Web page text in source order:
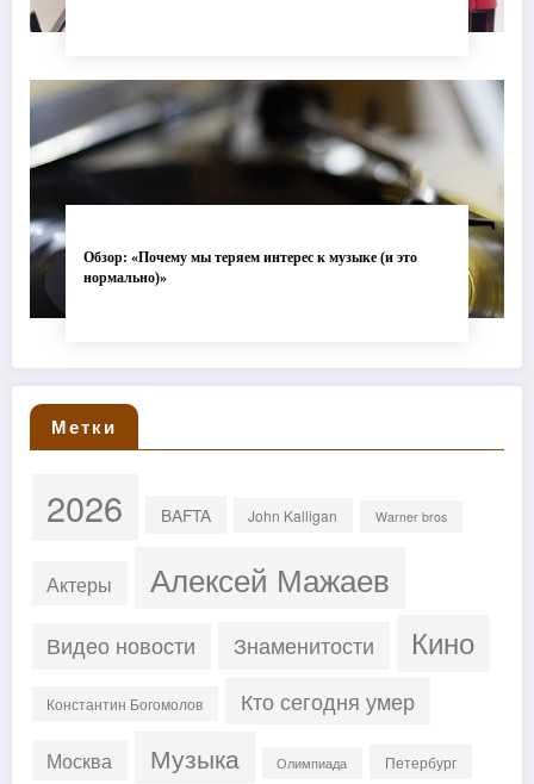
Обзор: «Почему мы теряем интерес к музыке (и это
нормально)»
Метки
2026 BAFTA John Kalligan Warner bros
Актеры Алексей Мажаев
Видео новости Знаменитости Кино
Константин Богомолов Кто сегодня умер
Москва Музыка Олимпиада Петербург